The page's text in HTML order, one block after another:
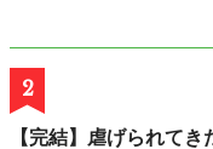
2
【完結】虐げられて